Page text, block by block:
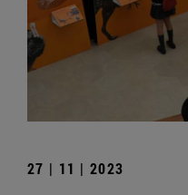
27 | 11 | 2023